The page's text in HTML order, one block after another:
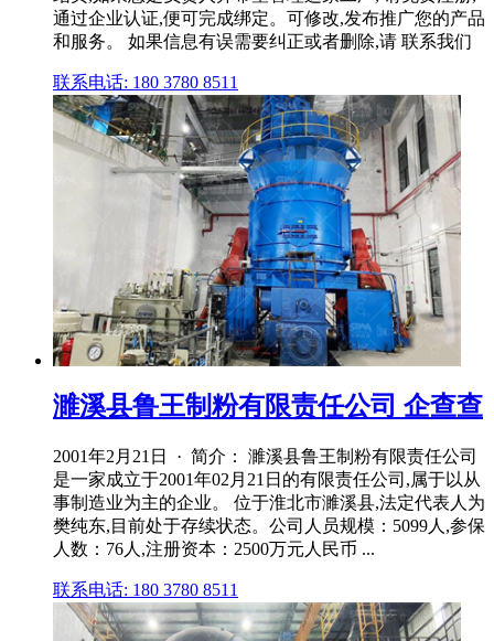
通过企业认证,便可完成绑定。可修改,发布推广您的产品
和服务。 如果信息有误需要纠正或者删除,请 联系我们
联系电话: 180 3780 8511
濉溪县鲁王制粉有限责任公司 企查查
2001年2月21日 · 简介： 濉溪县鲁王制粉有限责任公司
是⼀家成⽴于2001年02月21日的有限责任公司,属于以从
事制造业为主的企业。 位于淮北市濉溪县,法定代表人为
樊纯东,目前处于存续状态。公司人员规模：5099人,参保
人数：76人,注册资本：2500万元人民币 ...
联系电话: 180 3780 8511